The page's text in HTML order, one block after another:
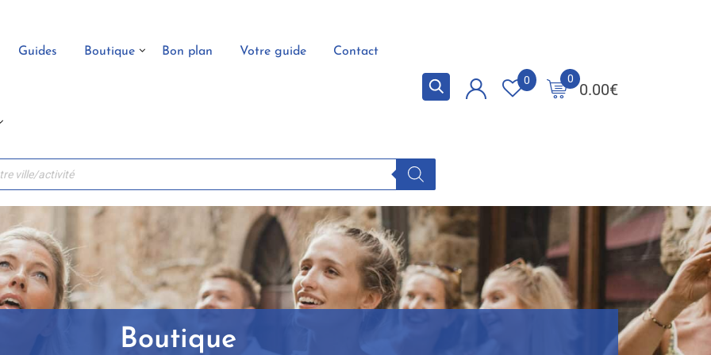
Guides Boutique Bon plan Votre guide Contact
0.00€
0
0
Boutique